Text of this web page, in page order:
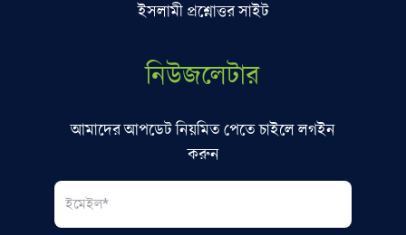
ইসলামী প্রশ্নোত্তর সাইট
নিউজলেটার
আমাদের আপডেট নিয়মিত পেতে চাইলে লগইন
করুন